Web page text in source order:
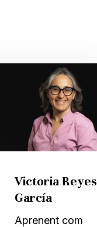
Victoria Reyes
García
Aprenent com